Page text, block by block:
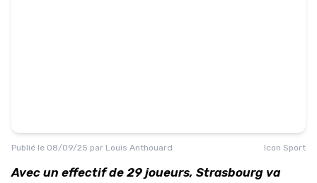
Publié le 08/09/25 par Louis Anthouard Icon Sport
Avec un effectif de 29 joueurs, Strasbourg va